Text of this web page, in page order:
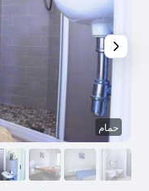
حمام